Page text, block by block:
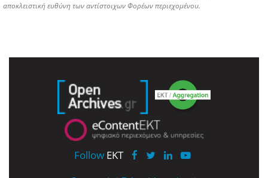
αποκλειστική ευθύνη των αντίστοιχων Φορέων περιεχομένου.
Follow EKT